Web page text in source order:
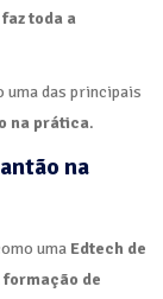
toda a
uma das principais
na prática.
na
uma Edtech de
formação de